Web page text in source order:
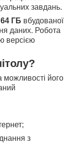
завдань.
64 ГБ вбудованої
даних. Робота
версією
можливості його
з